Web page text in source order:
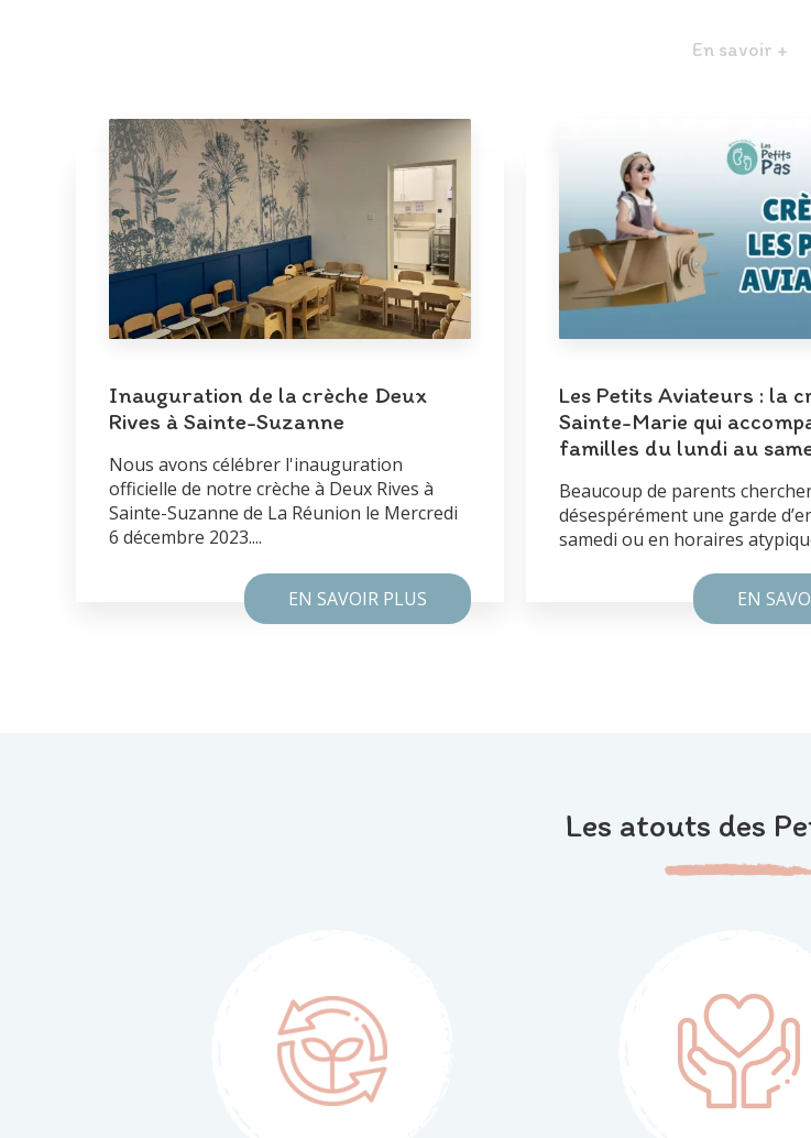
En savoir +
Inauguration de la crèche Deux
Rives à Sainte-Suzanne
Nous avons célébrer l'inauguration
officielle de notre crèche à Deux Rives à
Sainte-Suzanne de La Réunion le Mercredi
6 décembre 2023....
EN SAVOIR PLUS
Les Petits Aviateurs : la
Sainte-Marie qui
familles du lundi au
Beaucoup de parents
désespérément une garde
samedi ou en horaires
EN
Les atouts des